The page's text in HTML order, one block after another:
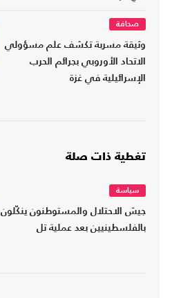
صحافة
وثيقة مسربة تكشف علم مسؤولي
الاتحاد الأوروبي بجرائم الحرب
الإسرائيلية في غزة
تغطية ذات صلة
سياسة
جيش الاحتلال والمستوطنون ينكّلون
بالفلسطينيين بعد عملية تل